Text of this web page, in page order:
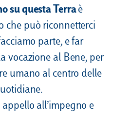
su questa Terraè
che può riconnetterci
parte, e far
vocazione al Bene, per
umano al centro delle
all’impegno e